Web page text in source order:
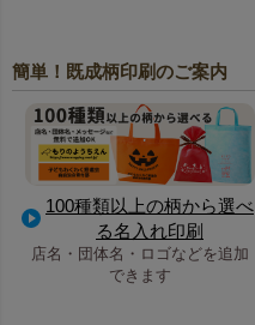
簡単！既成柄印刷のご案内
100種類以上の柄から選べ
る名入れ印刷
店名・団体名・ロゴなどを追加
できます